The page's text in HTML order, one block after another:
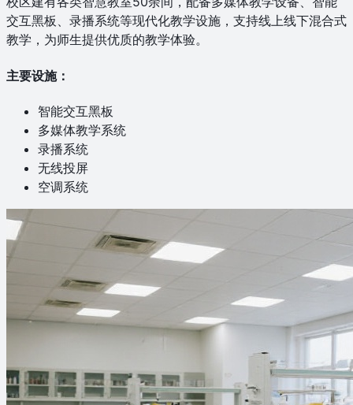
交互黑板、录播系统等现代化教学设施，支持线上线下混合式
教学，为师生提供优质的教学体验。
主要设施：
智能交互黑板
多媒体教学系统
录播系统
无线投屏
空调系统